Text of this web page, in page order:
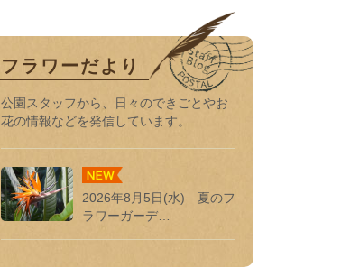
フラワーだより
公園スタッフから、日々のできごとやお
花の情報などを発信しています。
2026年8月5日(水) 夏のフ
ラワーガーデ…